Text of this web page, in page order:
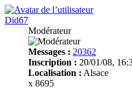
Did67
Modérateur
Messages : 20362
Inscription : 20/01/08,
Localisation : Alsace
x 8695